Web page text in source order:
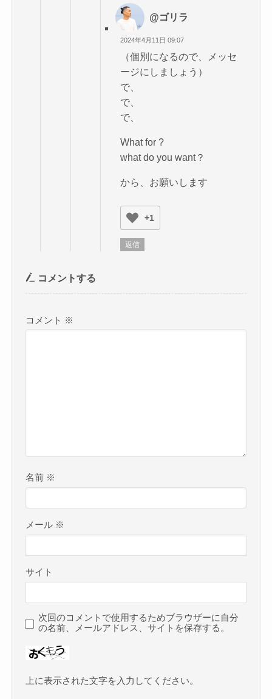
@ゴリラ
2024年4月11日 09:07
（個別になるので、メッセ
ージにしましょう）
で、
で、
で、
What for ?
what do you want？
から、お願いします
+1
返信
コメントする
コメント ※
名前 ※
メール ※
サイト
次回のコメントで使用するためブラウザーに自分
の名前、メールアドレス、サイトを保存する。
上に表示された文字を入力してください。